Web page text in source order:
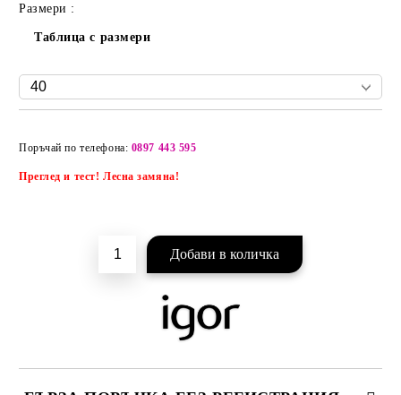
Размери :
Таблица с размери
Поръчай по телефона: 0897 443 595
Преглед и тест! Лесна замяна!